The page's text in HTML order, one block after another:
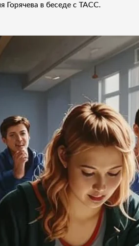
Горячева в беседе с ТАСС.